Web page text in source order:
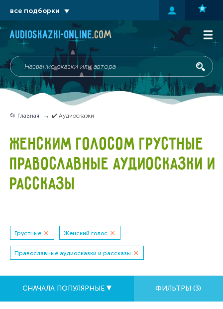
audioskazki-online.com
📂 Главная ✔️ Аудиосказки
ЖЕНСКИМ ГОЛОСОМ ГРУСТНЫЕ
ПРАВОСЛАВНЫЕ АУДИОСКАЗКИ И
РАССКАЗЫ
Грустные Женский голос
Православные аудиосказки и рассказы
СНАЧАЛА ПОПУЛЯРНЫЕ ФИЛЬТРЫ (3)
все подборки